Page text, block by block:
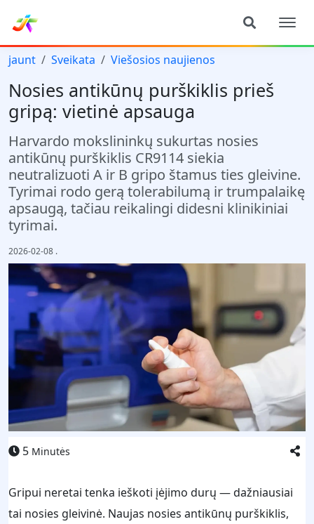
jaunt Sveikata Viešosios naujienos
Nosies antikūnų purškiklis prieš
gripą: vietinė apsauga
Harvardo mokslininkų sukurtas nosies
antikūnų purškiklis CR9114 siekia
neutralizuoti A ir B gripo štamus ties gleivine.
Tyrimai rodo gerą tolerabilumą ir trumpalaikę
apsaugą, tačiau reikalingi didesni klinikiniai
tyrimai.
2026-02-08 .
5 Minutės
Gripui neretai tenka ieškoti įėjimo durų — dažniausiai
tai nosies gleivinė. Naujas nosies antikūnų purškiklis,